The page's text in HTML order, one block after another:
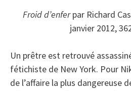
Froid d’enferpar Richard
janvier 2012,
Un prêtre est retrouvé
fétichiste de New York. Pour
de l’affaire la plus dangereuse